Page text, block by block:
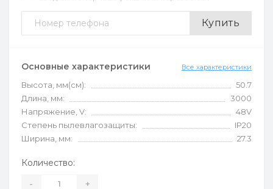
Купить
Основные характеристики Все характеристики
Высота, мм(см):
50.7
Длина, мм:
3000
Напряжение, V:
48V
Степень пылевлагозащиты:
IP20
Ширина, мм:
27.3
Количество:
- +